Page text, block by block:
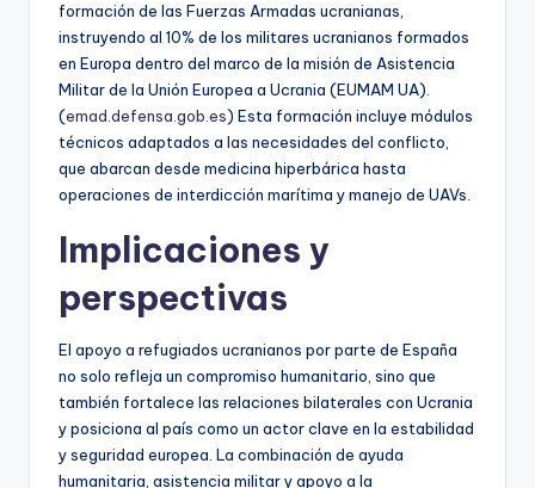
formación de las Fuerzas Armadas ucranianas,
instruyendo al 10% de los militares ucranianos formados
en Europa dentro del marco de la misión de Asistencia
Militar de la Unión Europea a Ucrania (EUMAM UA).
(emad.defensa.gob.es) Esta formación incluye módulos
técnicos adaptados a las necesidades del conflicto,
que abarcan desde medicina hiperbárica hasta
operaciones de interdicción marítima y manejo de UAVs.
Implicaciones y
perspectivas
El apoyo a refugiados ucranianos por parte de España
no solo refleja un compromiso humanitario, sino que
también fortalece las relaciones bilaterales con Ucrania
y posiciona al país como un actor clave en la estabilidad
y seguridad europea. La combinación de ayuda
humanitaria, asistencia militar y apoyo a la